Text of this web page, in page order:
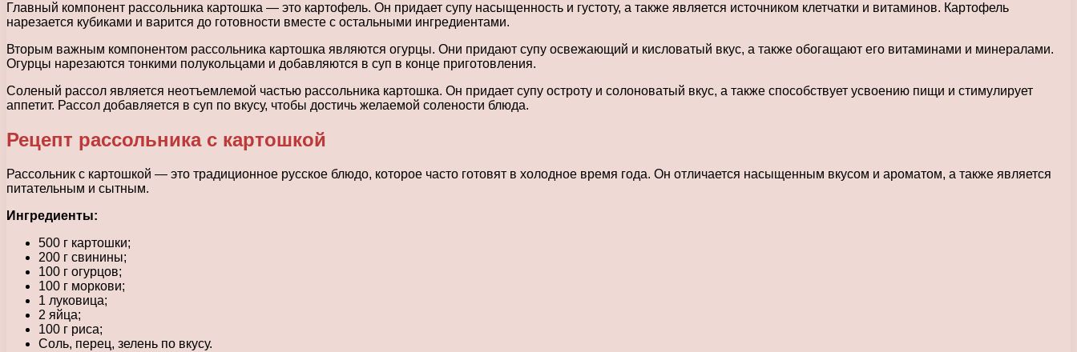
Главный компонент рассольника картошка — это картофель. Он придает супу насыщенность и густоту, а также является источником клетчатки и витаминов. Картофель
нарезается кубиками и варится до готовности вместе с остальными ингредиентами.
Вторым важным компонентом рассольника картошка являются огурцы. Они придают супу освежающий и кисловатый вкус, а также обогащают его витаминами и минералами.
Огурцы нарезаются тонкими полукольцами и добавляются в суп в конце приготовления.
Соленый рассол является неотъемлемой частью рассольника картошка. Он придает супу остроту и солоноватый вкус, а также способствует усвоению пищи и стимулирует
аппетит. Рассол добавляется в суп по вкусу, чтобы достичь желаемой солености блюда.
Рецепт рассольника с картошкой
Рассольник с картошкой — это традиционное русское блюдо, которое часто готовят в холодное время года. Он отличается насыщенным вкусом и ароматом, а также является
питательным и сытным.
Ингредиенты:
500 г картошки;
200 г свинины;
100 г огурцов;
100 г моркови;
1 луковица;
2 яйца;
100 г риса;
Соль, перец, зелень по вкусу.